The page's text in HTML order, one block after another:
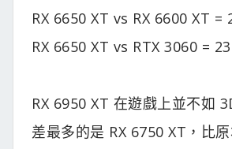
RX 6650 XT vs RX 6600 XT =
RX 6650 XT vs RTX 3060 =
RX 6950 XT 在遊戲上並不如
差最多的是 RX 6750 XT，比